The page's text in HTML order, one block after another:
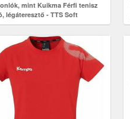
mint Kuikma Férfi tenisz
légáteresztő - TTS Soft